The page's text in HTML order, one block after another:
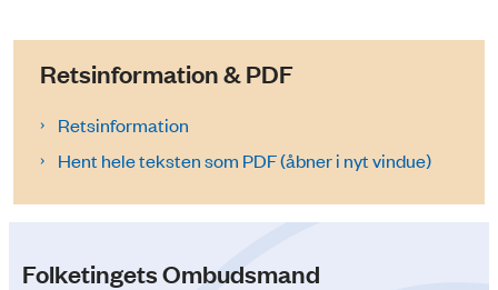
Retsinformation & PDF
Retsinformation
Hent hele teksten som PDF (åbner i nyt vindue)
Folketingets Ombudsmand